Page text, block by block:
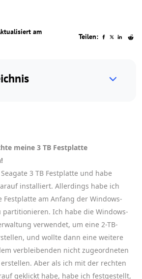
am
Teilen:
meine 3 TB Festplatte
3 TB Festplatte und habe
installiert. Allerdings habe ich
Festplatte am Anfang der Windows-
Ich habe die Windows-
verwendet, um eine 2-TB-
und wollte dann eine weitere
verbleibenden nicht zugeordneten
Aber als ich mit der rechten
geklickt habe, habe ich festgestellt,